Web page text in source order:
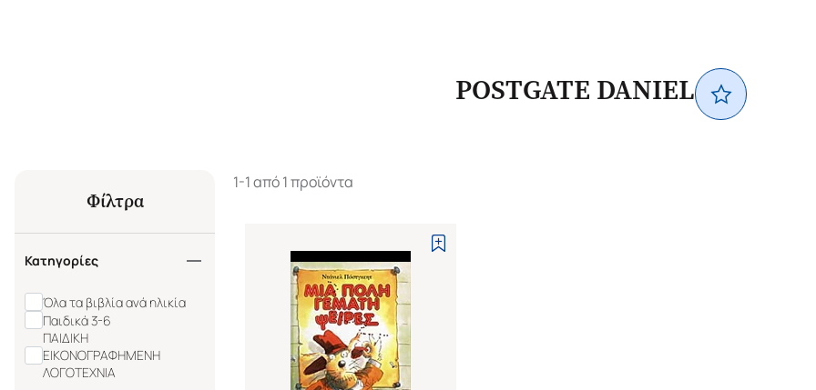
POSTGATE DANIEL
Φίλτρα
Κατηγορίες
Όλα τα βιβλία ανά ηλικία
Παιδικά 3-6
ΠΑΙΔΙΚΗ
ΕΙΚΟΝΟΓΡΑΦΗΜΕΝΗ
ΛΟΓΟΤΕΧΝΙΑ
1-1 από 1 προϊόντα